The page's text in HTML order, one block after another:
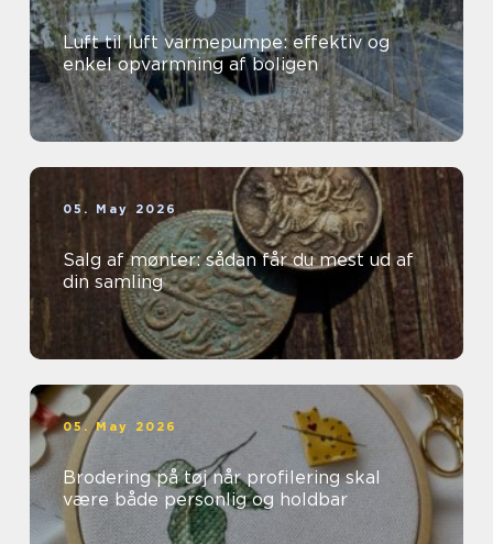
Luft til luft varmepumpe: effektiv og
enkel opvarmning af boligen
05. May 2026
Salg af mønter: sådan får du mest ud af
din samling
05. May 2026
Brodering på tøj når profilering skal
være både personlig og holdbar